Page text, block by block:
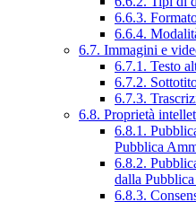
6.6.3.
6.6.4.
6.7. Immagini e
6.7.1. Testo
6.7.2.
6.7.3.
6.8. Proprietà
6.8.1.
Pubblica
6.8.2.
dalla
6.8.3.